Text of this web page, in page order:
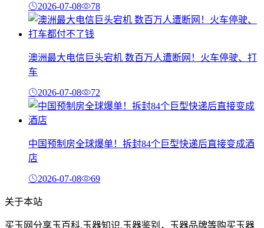
2026-07-08 78
澳洲最大电信巨头宕机 数百万人遭断网！火车停驶、打
车
2026-07-08 72
中国预制房全球爆单！拆封84个巨型快递后直接变成酒
店
2026-07-08 69
关于本站
买玉网分享玉百科,玉器知识,玉器鉴别，玉器品牌等购买玉器